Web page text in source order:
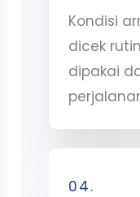
Kondisi
dicek
dipakai
04.